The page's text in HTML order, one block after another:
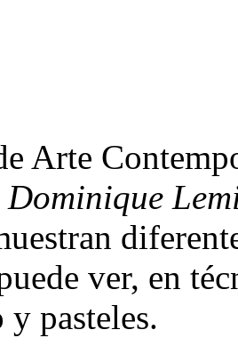
Arte
Dominique
ver, en
pasteles.